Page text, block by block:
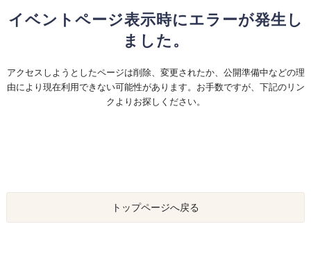
イベントページ表示時にエラーが発生し
ました。
アクセスしようとしたページは削除、変更されたか、公開準備中などの理
由により現在利用できない可能性があります。お手数ですが、下記のリン
クよりお探しください。
トップページへ戻る